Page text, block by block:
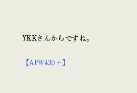
YKKさんからですね。
【APW430＋】